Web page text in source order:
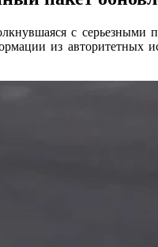
с серьезными
из авторитетных